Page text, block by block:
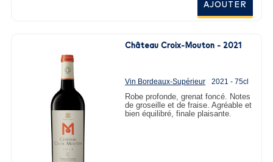
AJOUTER
Château Croix-Mouton - 2021
Vin Bordeaux-Supérieur 2021 - 75cl
Robe profonde, grenat foncé. Notes
de groseille et de fraise. Agréable et
bien équilibré, finale plaisante.